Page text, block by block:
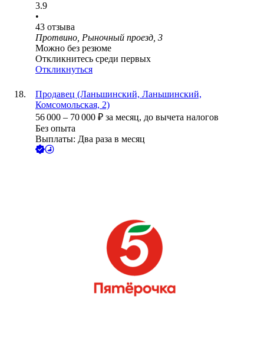
3.9
•
43 отзыва
Протвино, Рыночный проезд, 3
Можно без резюме
Откликнитесь среди первых
Откликнуться
Продавец (Ланьшинский, Ланьшинский,
Комсомольская, 2)
56 000 – 70 000 ₽ за месяц, до вычета налогов
Без опыта
Выплаты: Два раза в месяц